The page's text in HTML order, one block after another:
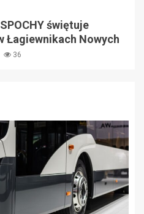
świętuje
Łagiewnikach Nowych
36